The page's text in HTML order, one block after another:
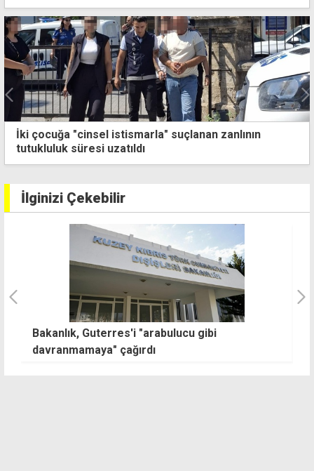
"Asıl Kıbrıs meselesi KKTC'nin uluslararası alanda
kabul görmesidir"
İlginizi Çekebilir
Bakanlık, Guterres'i "arabulucu gibi
davranmamaya" çağırdı